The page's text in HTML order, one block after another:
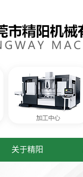
关于精阳